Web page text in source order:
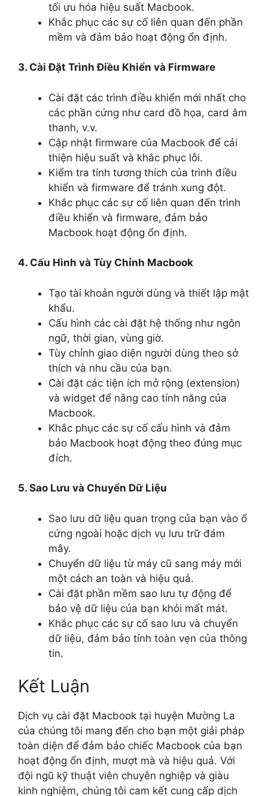
tối ưu hóa hiệu suất Macbook.
Khắc phục các sự cố liên quan đến phần
mềm và đảm bảo hoạt động ổn định.
3. Cài Đặt Trình Điều Khiển và Firmware
Cài đặt các trình điều khiển mới nhất cho
các phần cứng như card đồ họa, card âm
thanh, v.v.
Cập nhật firmware của Macbook để cải
thiện hiệu suất và khắc phục lỗi.
Kiểm tra tính tương thích của trình điều
khiển và firmware để tránh xung đột.
Khắc phục các sự cố liên quan đến trình
điều khiển và firmware, đảm bảo
Macbook hoạt động ổn định.
4. Cấu Hình và Tùy Chỉnh Macbook
Tạo tài khoản người dùng và thiết lập mật
khẩu.
Cấu hình các cài đặt hệ thống như ngôn
ngữ, thời gian, vùng giờ.
Tùy chỉnh giao diện người dùng theo sở
thích và nhu cầu của bạn.
Cài đặt các tiện ích mở rộng (extension)
và widget để nâng cao tính năng của
Macbook.
Khắc phục các sự cố cấu hình và đảm
bảo Macbook hoạt động theo đúng mục
đích.
5. Sao Lưu và Chuyển Dữ Liệu
Sao lưu dữ liệu quan trọng của bạn vào ổ
cứng ngoài hoặc dịch vụ lưu trữ đám
mây.
Chuyển dữ liệu từ máy cũ sang máy mới
một cách an toàn và hiệu quả.
Cài đặt phần mềm sao lưu tự động để
bảo vệ dữ liệu của bạn khỏi mất mát.
Khắc phục các sự cố sao lưu và chuyển
dữ liệu, đảm bảo tính toàn vẹn của thông
tin.
Kết Luận
Dịch vụ cài đặt Macbook tại huyện Mường La
của chúng tôi mang đến cho bạn một giải pháp
toàn diện để đảm bảo chiếc Macbook của bạn
hoạt động ổn định, mượt mà và hiệu quả. Với
đội ngũ kỹ thuật viên chuyên nghiệp và giàu
kinh nghiệm, chúng tôi cam kết cung cấp dịch